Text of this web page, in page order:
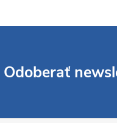
Odoberať